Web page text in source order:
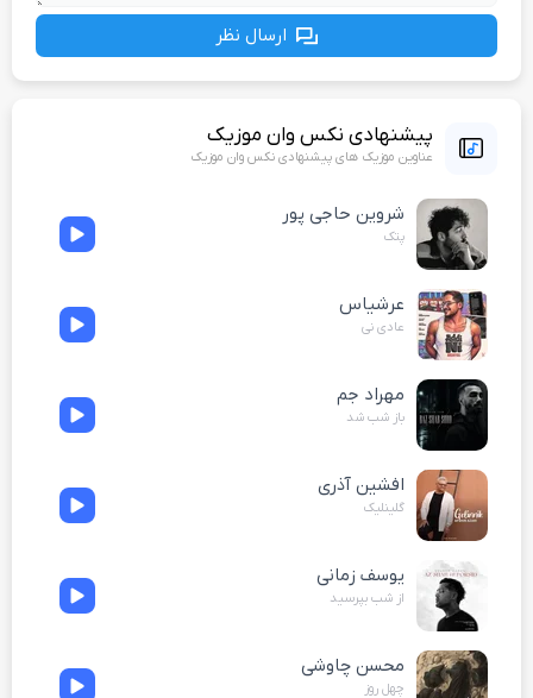
ارسال نظر
پیشنهادی نکس وان موزیک
عناوین موزیک های پیشنهادی نکس وان موزیک
شروین حاجی پور
پتک
عرشیاس
عادی نی
مهراد جم
باز شب شد
افشین آذری
گلینلیک
یوسف زمانی
از شب بپرسید
محسن چاوشی
چهل روز